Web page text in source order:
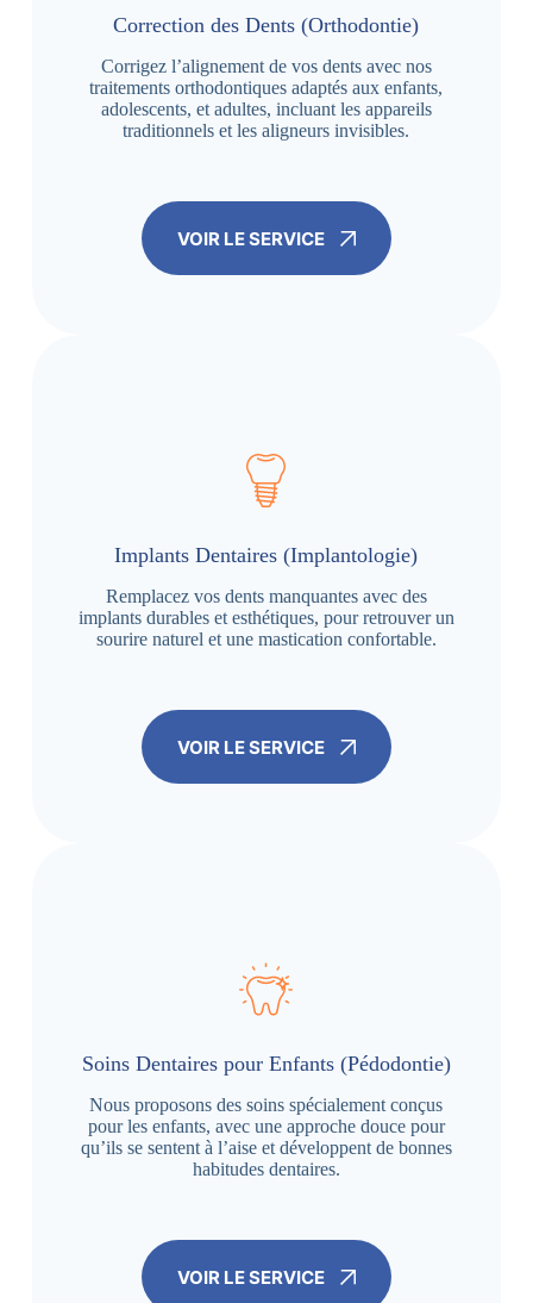
Correction des Dents (Orthodontie)
Corrigez l’alignement de vos dents avec nos
traitements orthodontiques adaptés aux enfants,
adolescents, et adultes, incluant les appareils
traditionnels et les aligneurs invisibles.
VOIR LE SERVICE
Implants Dentaires (Implantologie)
Remplacez vos dents manquantes avec des
implants durables et esthétiques, pour retrouver un
sourire naturel et une mastication confortable.
VOIR LE SERVICE
Soins Dentaires pour Enfants (Pédodontie)
Nous proposons des soins spécialement conçus
pour les enfants, avec une approche douce pour
qu’ils se sentent à l’aise et développent de bonnes
habitudes dentaires.
VOIR LE SERVICE